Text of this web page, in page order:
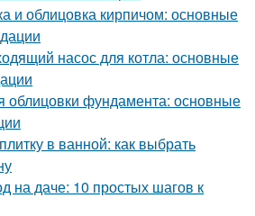
и облицовка кирпичом: основные
насос для котла: основные
облицовки фундамента: основные
в ванной: как выбрать
на даче: 10 простых шагов к